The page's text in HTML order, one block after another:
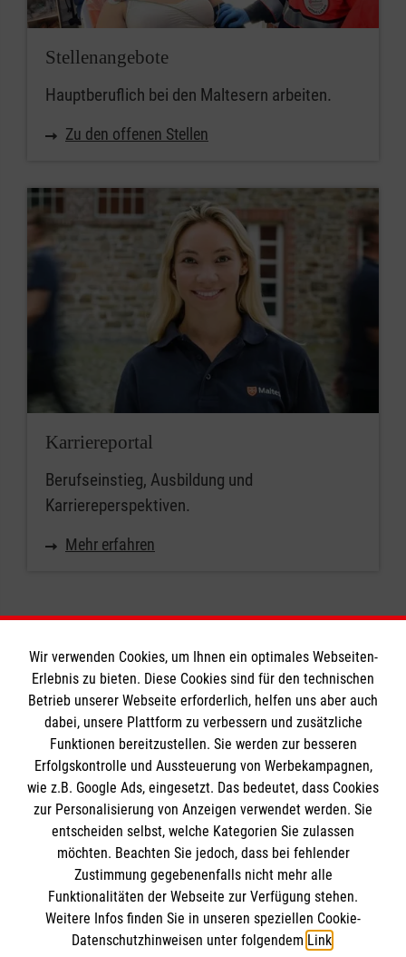
Stellenangebote
Hauptberuflich bei den Maltesern arbeiten.
Zu den offenen Stellen
Karriereportal
Berufseinstieg, Ausbildung und
Karriereperspektiven.
Mehr erfahren
Informationen
Impressum
Datenschutz
Kontakt
Pressekontakt
Barrierefreiheit
Die Malteser
Malteser in Deutschland
Malteserorden
Sharepoint
Spendenkonto
Wir verwenden Cookies, um Ihnen ein optimales Webseiten-
Erlebnis zu bieten. Diese Cookies sind für den technischen
Betrieb unserer Webseite erforderlich, helfen uns aber auch
dabei, unsere Plattform zu verbessern und zusätzliche
Funktionen bereitzustellen. Sie werden zur besseren
Erfolgskontrolle und Aussteuerung von Werbekampagnen,
wie z.B. Google Ads, eingesetzt. Das bedeutet, dass Cookies
zur Personalisierung von Anzeigen verwendet werden. Sie
entscheiden selbst, welche Kategorien Sie zulassen
möchten. Beachten Sie jedoch, dass bei fehlender
Zustimmung gegebenenfalls nicht mehr alle
Funktionalitäten der Webseite zur Verfügung stehen.
Weitere Infos finden Sie in unseren speziellen Cookie-
Datenschutzhinweisen unter folgendem Link.